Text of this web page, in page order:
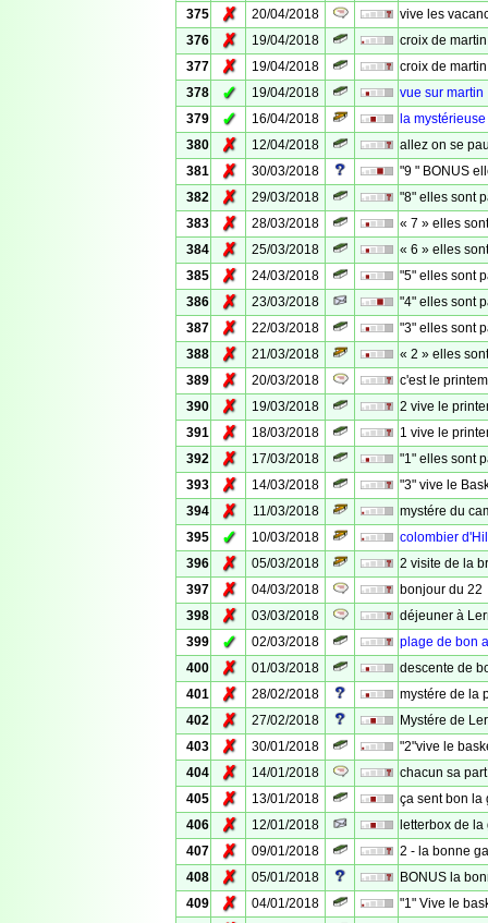
375
✗ 20/04/2018
vive les
376
✗ 19/04/2018
croix de
377
✗ 19/04/2018
croix de
378
✓ 19/04/2018
vue sur martin
379
✓ 16/04/2018
la mystérieuse
380
✗ 12/04/2018
allez on se
381
✗ 30/03/2018
"9 " BONUS
382
✗ 29/03/2018
"8" elles sont
383
✗ 28/03/2018
« 7 » elles
384
✗ 25/03/2018
« 6 » elles
385
✗ 24/03/2018
"5" elles sont
386
✗ 23/03/2018
"4" elles sont
387
✗ 22/03/2018
"3" elles sont
388
✗ 21/03/2018
« 2 » elles
389
✗ 20/03/2018
c'est le
390
✗ 19/03/2018
2 vive le
391
✗ 18/03/2018
1 vive le
392
✗ 17/03/2018
"1" elles sont
393
✗ 14/03/2018
"3" vive le
394
✗ 11/03/2018
mystére du
395
✓ 10/03/2018
colombier
396
✗ 05/03/2018
2 visite de la
397
✗ 04/03/2018
bonjour du 22
398
✗ 03/03/2018
déjeuner à
399
✓ 02/03/2018
plage de bon
400
✗ 01/03/2018
descente de
401
✗ 28/02/2018
mystére de la
402
✗ 27/02/2018
Mystére de
403
✗ 30/01/2018
"2"vive le
404
✗ 14/01/2018
chacun sa part
405
✗ 13/01/2018
ça sent bon la
406
✗ 12/01/2018
letterbox de la
407
✗ 09/01/2018
2 - la bonne
408
✗ 05/01/2018
BONUS la
409
✗ 04/01/2018
"1" Vive le